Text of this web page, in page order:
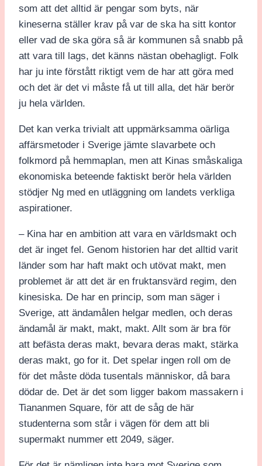
som att det alltid är pengar som byts, när
kineserna ställer krav på var de ska ha sitt kontor
eller vad de ska göra så är kommunen så snabb på
att vara till lags, det känns nästan obehagligt. Folk
har ju inte förstått riktigt vem de har att göra med
och det är det vi måste få ut till alla, det här berör
ju hela världen.
Det kan verka trivialt att uppmärksamma oärliga
affärsmetoder i Sverige jämte slavarbete och
folkmord på hemmaplan, men att Kinas småskaliga
ekonomiska beteende faktiskt berör hela världen
stödjer Ng med en utläggning om landets verkliga
aspirationer.
– Kina har en ambition att vara en världsmakt och
det är inget fel. Genom historien har det alltid varit
länder som har haft makt och utövat makt, men
problemet är att det är en fruktansvärd regim, den
kinesiska. De har en princip, som man säger i
Sverige, att ändamålen helgar medlen, och deras
ändamål är makt, makt, makt. Allt som är bra för
att befästa deras makt, bevara deras makt, stärka
deras makt, go for it. Det spelar ingen roll om de
för det måste döda tusentals människor, då bara
dödar de. Det är det som ligger bakom massakern i
Tiananmen Square, för att de såg de här
studenterna som står i vägen för dem att bli
supermakt nummer ett 2049, säger.